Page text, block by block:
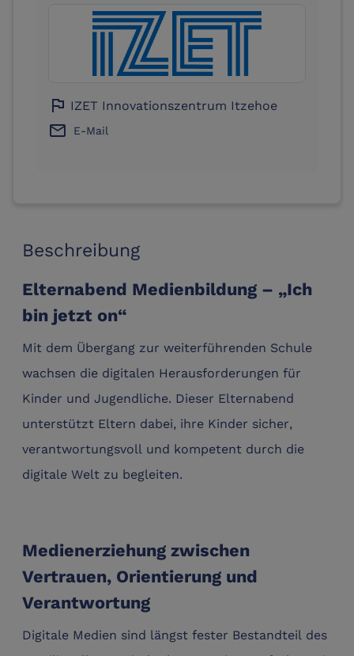
Beschreibung
Elternabend Medienbildung – „Ich
bin jetzt on“
Mit dem Übergang zur weiterführenden Schule
wachsen die digitalen Herausforderungen für
Kinder und Jugendliche. Dieser Elternabend
unterstützt Eltern dabei, ihre Kinder sicher,
verantwortungsvoll und kompetent durch die
digitale Welt zu begleiten.
Medienerziehung zwischen
Vertrauen, Orientierung und
Verantwortung
Digitale Medien sind längst fester Bestandteil des
flag IZET Innovationszentrum Itzehoe
email E-Mail